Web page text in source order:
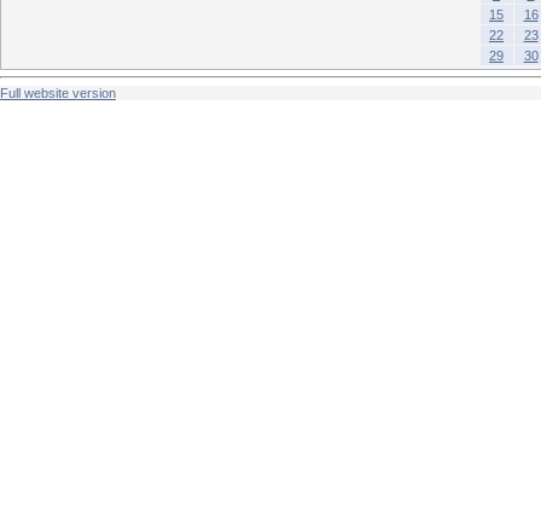
15
16
22
23
29
30
Full website version